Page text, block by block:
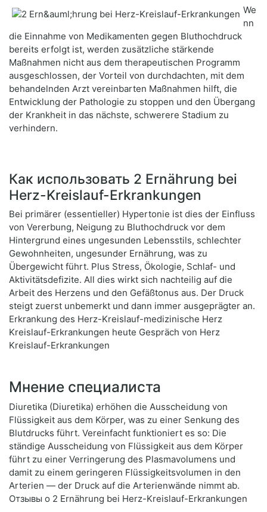
We
nn
die Einnahme von Medikamenten gegen Bluthochdruck
bereits erfolgt ist, werden zusätzliche stärkende
Maßnahmen nicht aus dem therapeutischen Programm
ausgeschlossen, der Vorteil von durchdachten, mit dem
behandelnden Arzt vereinbarten Maßnahmen hilft, die
Entwicklung der Pathologie zu stoppen und den Übergang
der Krankheit in das nächste, schwerere Stadium zu
verhindern.
Как использовать 2 Ernährung bei
Herz-Kreislauf-Erkrankungen
Bei primärer (essentieller) Hypertonie ist dies der Einfluss
von Vererbung, Neigung zu Bluthochdruck vor dem
Hintergrund eines ungesunden Lebensstils, schlechter
Gewohnheiten, ungesunder Ernährung, was zu
Übergewicht führt. Plus Stress, Ökologie, Schlaf- und
Aktivitätsdefizite. All dies wirkt sich nachteilig auf die
Arbeit des Herzens und den Gefäßtonus aus. Der Druck
steigt zuerst unbemerkt und dann immer ausgeprägter an.
Erkrankung des Herz-Kreislauf-medizinische Herz
Kreislauf-Erkrankungen heute Gespräch von Herz
Kreislauf-Erkrankungen
Мнение специалиста
Diuretika (Diuretika) erhöhen die Ausscheidung von
Flüssigkeit aus dem Körper, was zu einer Senkung des
Blutdrucks führt. Vereinfacht funktioniert es so: Die
ständige Ausscheidung von Flüssigkeit aus dem Körper
führt zu einer Verringerung des Plasmavolumens und
damit zu einem geringeren Flüssigkeitsvolumen in den
Arterien — der Druck auf die Arterienwände nimmt ab.
Отзывы о 2 Ernährung bei Herz-Kreislauf-Erkrankungen